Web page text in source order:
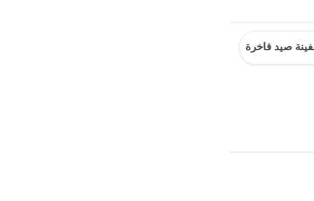
صيد فاخرة